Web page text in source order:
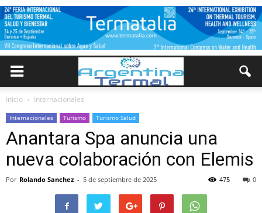
Inicio Internacionales
Internacionales Turismo Turismo Salud
Anantara Spa anuncia una
nueva colaboración con Elemis
Por Rolando Sanchez - 5 de septiembre de 2025 0
475